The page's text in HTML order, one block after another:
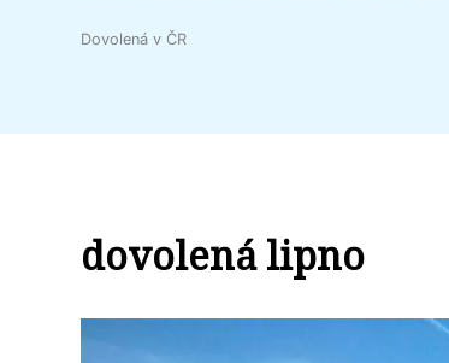
Dovolená v ČR
dovolená lipno